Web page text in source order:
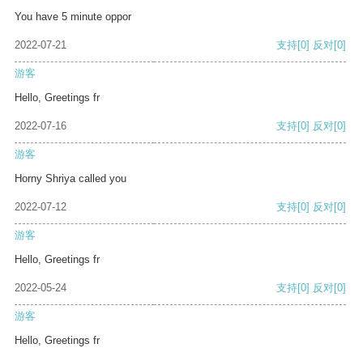
You have 5 minute oppor
2022-07-21 支持[0] 反对[0]
游客
Hello, Greetings fr
2022-07-16 支持[0] 反对[0]
游客
Horny Shriya called you
2022-07-12 支持[0] 反对[0]
游客
Hello, Greetings fr
2022-05-24 支持[0] 反对[0]
游客
Hello, Greetings fr